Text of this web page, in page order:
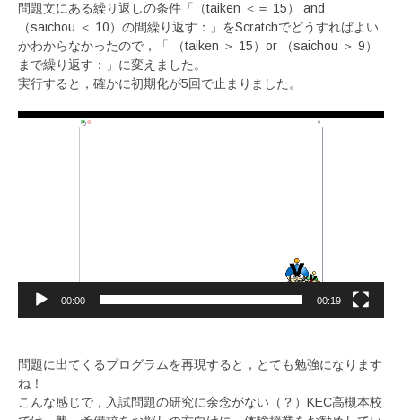
問題文にある繰り返しの条件「（taiken ＜＝ 15） and
（saichou ＜ 10）の間繰り返す：」をScratchでどうすればよい
かわからなかったので，「 （taiken ＞ 15）or （saichou ＞ 9）
まで繰り返す：」に変えました。
実行すると，確かに初期化が5回で止まりました。
動
00:00 00:19
問題に出てくるプログラムを再現すると，とても勉強になります
ね！
こんな感じで，入試問題の研究に余念がない（？）KEC高槻本校